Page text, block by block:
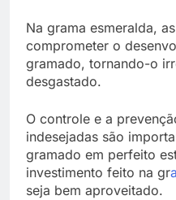
Na grama esmeralda,
comprometer o
gramado, tornando-o
desgastado.
O controle e a
indesejadas são
gramado em perfeito
investimento feito na gr
seja bem aproveitado.